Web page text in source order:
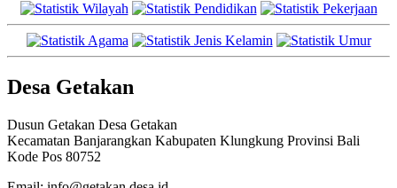
Desa Getakan
Dusun Getakan Desa Getakan
Kecamatan Banjarangkan Kabupaten Klungkung Provinsi Bali
Kode Pos 80752